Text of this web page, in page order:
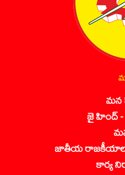
మన
జై హింద్ -
జాతీయ రాజకీయాలపై
కార్య